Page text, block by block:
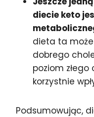
diecie keto
dieta ta może
dobrego
poziom złego
korzystnie
Podsumowując,